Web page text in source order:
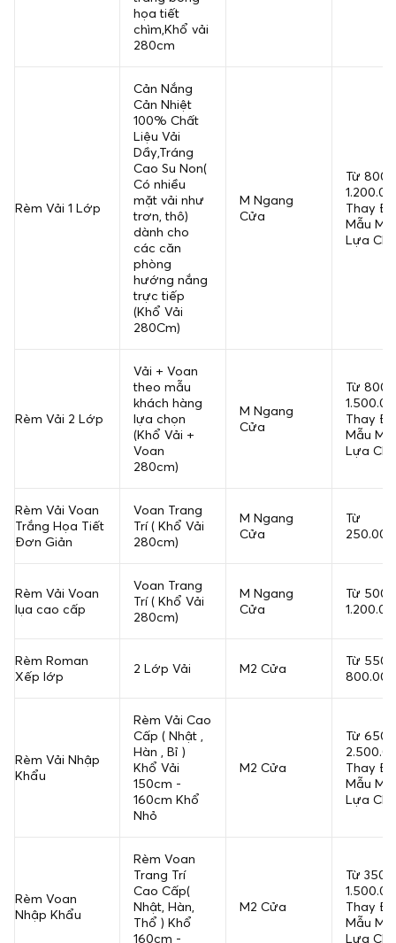
họa tiết
chìm,Khổ vải
280cm
Rèm Vải 1 Lớp
Cản Nắng
Cản Nhiệt
100% Chất
Liệu Vải
Dầy,Tráng
Cao Su Non(
Có nhiều
mặt vải như
trơn, thô)
dành cho
các căn
phòng
hướng nắng
trực tiếp
(Khổ Vải
280Cm)
M Ngang
Cửa
Từ
Thay
Mẫu
Lựa
Rèm Vải 2 Lớp
Vải + Voan
theo mẫu
khách hàng
lựa chọn
(Khổ Vải +
Voan
280cm)
M Ngang
Cửa
Từ
Thay
Mẫu
Lựa
Rèm Vải Voan
Trắng Họa Tiết
Đơn Giản
Voan Trang
Trí ( Khổ Vải
280cm)
M Ngang
Cửa
Từ
Rèm Vải Voan
lụa cao cấp
Voan Trang
Trí ( Khổ Vải
280cm)
M Ngang
Cửa
Từ
Rèm Roman
Xếp lớp
2 Lớp Vải M2 Cửa
Từ
800.000
Rèm Vải Nhập
Khẩu
Rèm Vải Cao
Cấp ( Nhật ,
Hàn , Bỉ )
Khổ Vải
150cm -
160cm Khổ
Nhỏ
M2 Cửa
Từ
Thay
Mẫu
Lựa
Rèm Voan
Nhập Khẩu
Rèm Voan
Trang Trí
Cao Cấp(
Nhật, Hàn,
Thổ ) Khổ
160cm -
M2 Cửa
Từ
Thay
Mẫu
Lựa